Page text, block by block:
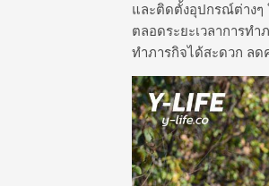
และติดตั้งอุปกรณ์ต่างๆ
ตลอดระยะเวลาการท
ทำภารกิจได้สะดวก ล